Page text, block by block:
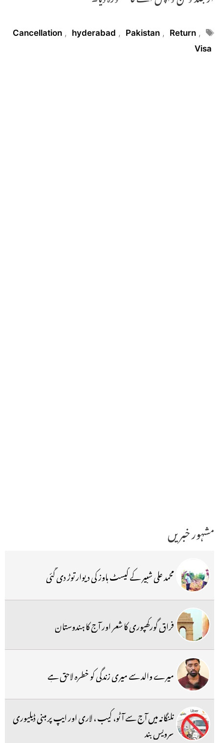
Tags
Cancellation , hyderabad , Pakistan , Return ,
Visa
مشہور خبریں
محمد علی شبیر کے گیسٹ ہاوز کی دیوار توڑ دی گئی
فراق گورکھپوری کا شعر اور آج کا ہندوستان
میرے والد سے میری زندگی کو خطرہ لاحق ہے
تلنگانہ میں آج سے آٹو، کیب ، لاری اور ایپ پر مبنی ڈیلیوری
سرویس بند